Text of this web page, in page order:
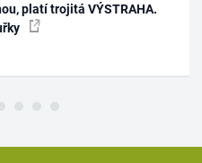
platí trojitá VÝSTRAHA.